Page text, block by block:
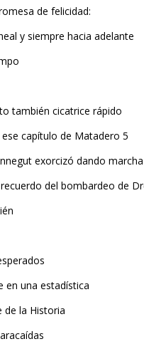
de felicidad:
y siempre hacia adelante
también cicatrice rápido
capítulo de Matadero 5
exorcizó dando
del bombardeo de
en una estadística
de la Historia